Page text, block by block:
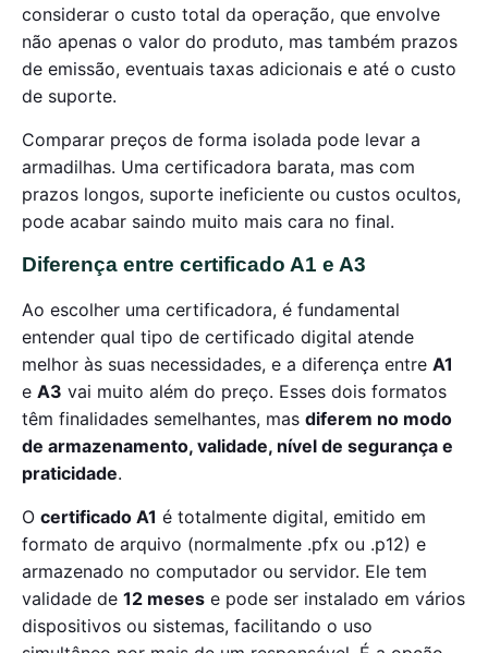
considerar o custo total da operação, que envolve
não apenas o valor do produto, mas também prazos
de emissão, eventuais taxas adicionais e até o custo
de suporte.
Comparar preços de forma isolada pode levar a
armadilhas. Uma certificadora barata, mas com
prazos longos, suporte ineficiente ou custos ocultos,
pode acabar saindo muito mais cara no final.
Diferença entre certificado A1 e A3
Ao escolher uma certificadora, é fundamental
entender qual tipo de certificado digital atende
melhor às suas necessidades, e a diferença entre A1
e A3 vai muito além do preço. Esses dois formatos
têm finalidades semelhantes, mas diferem no modo
de armazenamento, validade, nível de segurança e
praticidade.
O certificado A1 é totalmente digital, emitido em
formato de arquivo (normalmente .pfx ou .p12) e
armazenado no computador ou servidor. Ele tem
validade de 12 meses e pode ser instalado em vários
dispositivos ou sistemas, facilitando o uso